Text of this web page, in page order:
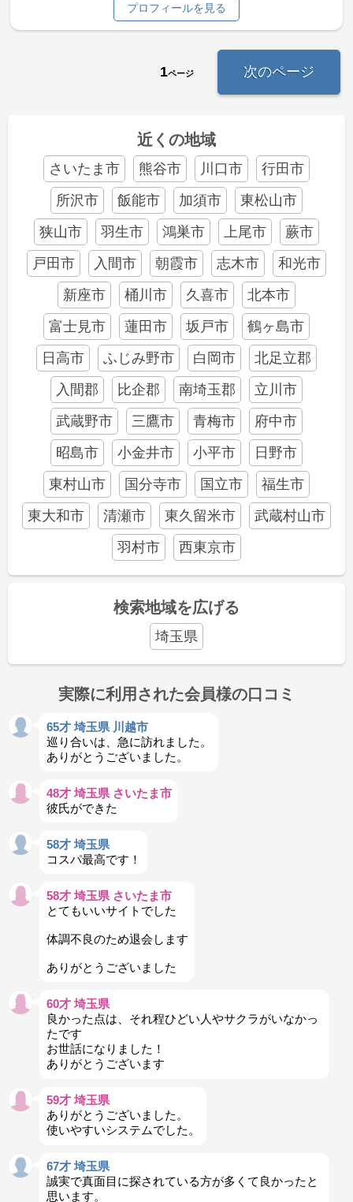
プロフィールを見る
1ページ 次のページ
近くの地域
さいたま市 熊谷市 川口市
行田市
所沢市
飯能市 加須市
東松山市
狭山市
羽生市 鴻巣市 上尾市
蕨市
戸田市
入間市 朝霞市 志木市
和光市
新座市
桶川市 久喜市
北本市
富士見市
蓮田市 坂戸市
鶴ヶ島市
日高市
ふじみ野市 白岡市
北足立郡
入間郡
比企郡 南埼玉郡
立川市
武蔵野市
三鷹市 青梅市
府中市
昭島市
小金井市 小平市
日野市
東村山市
国分寺市 国立市
福生市
東大和市
清瀬市 東久留米市
武蔵村山市
羽村市
西東京市
検索地域を広げる
埼玉県
実際に利用された会員様の口コミ
65才 埼玉県 川越市
巡り合いは、急に訪れました。
ありがとうございました。
48才 埼玉県 さいたま市
彼氏ができた
58才 埼玉県
コスパ最高です！
58才 埼玉県 さいたま市
とてもいいサイトでした
体調不良のため退会します
ありがとうございました
60才 埼玉県
良かった点は、それ程ひどい人やサクラがいなかっ
たです
お世話になりました！
ありがとうございます
59才 埼玉県
ありがとうございました。
使いやすいシステムでした。
67才 埼玉県
誠実で真面目に探されている方が多くて良かったと
思います。